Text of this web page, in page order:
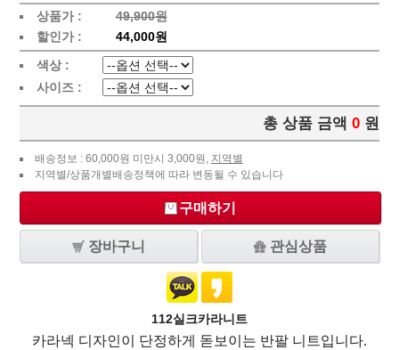
상품가 :
49,900원
할인가 :
44,000원
색상 :
사이즈 :
총 상품 금액 0 원
배송정보 : 60,000원 미만시 3,000원, 지역별
지역별/상품개별배송정책에 따라 변동될 수 있습니다
구매하기
장바구니 관심상품
112실크카라니트
카라넥 디자인이 단정하게 돋보이는 반팔 니트입니다.